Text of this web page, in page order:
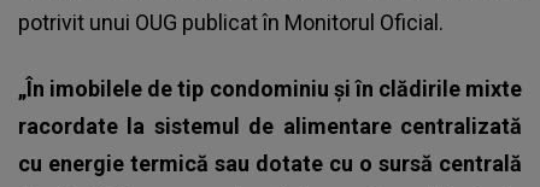
potrivit unui OUG publicat în Monitorul Oficial.
„În imobilele de tip condominiu și în clădirile mixte
racordate la sistemul de alimentare centralizată
cu energie termică sau dotate cu o sursă centrală